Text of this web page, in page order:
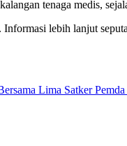
tenaga medis,
lebih lanjut
Lima Satker